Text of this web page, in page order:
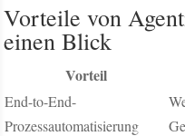
Vorteile von
einen Blick
Vorteil
End-to-End-
Prozessautomatisierung